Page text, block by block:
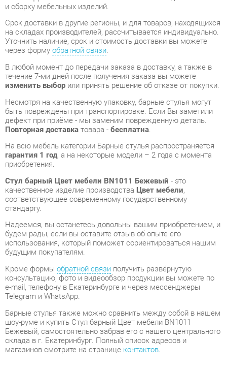
В любой момент до передачи заказа в доставку, а также в
изменить выборили принять решение об отказе от покупки.
Несмотря на качественную упаковку, барные стулья могут
быть повреждены при транспортировке. Если Вы заметили
Повторная доставка товара -бесплатна .
На всю мебель категории Барные стулья распространяется
приобретения.
Стул барный Цвет мебели BN1011 Бежевый - это
качественное изделие производстваЦвет мебели
соответствующее современному государственному
стандарту.
Надеемся, вы останетесь довольны вашим приобретением, и
будем рады, если вы оставите отзыв об опыте его
использования, который поможет сориентироваться нашим
будущим покупателям.
Кроме формыобратной связиполучить развёрнутую
консультацию, фото и видеообзор продукции вы можете по
e-mail, телефону в Екатеринбурге и через мессенджеры
Telegram и WhatsApp.
Барные стулья также можно сравнить между собой в нашем
шоу-руме и купить Стул барный Цвет мебели BN1011
склада в г. Екатеринбург. Полный список адресов и
магазинов смотрите на страницеконтактов.
Материал
Искусственная
кожа
Цвет
Беж
Высота, мм